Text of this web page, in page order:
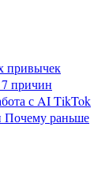
привычек
причин
с AITikTok
Почему раньше